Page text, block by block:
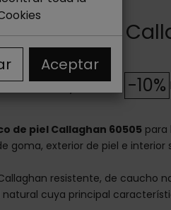
de piel
€ 125,00 € -10%
de piel Callaghan 60505 para
goma, exterior de piel e interior
resistente, de caucho
natural cuya principal
Aceptar